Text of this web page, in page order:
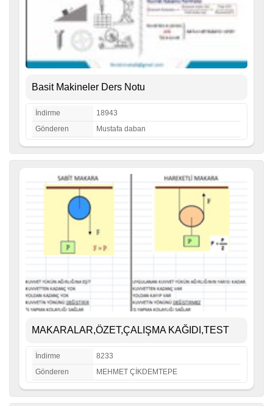
Basit Makineler Ders Notu
İndirme
18943
Gönderen
Mustafa daban
MAKARALAR,ÖZET,ÇALIŞMA KAĞIDI,TEST
İndirme
8233
Gönderen
MEHMET ÇİKDEMTEPE